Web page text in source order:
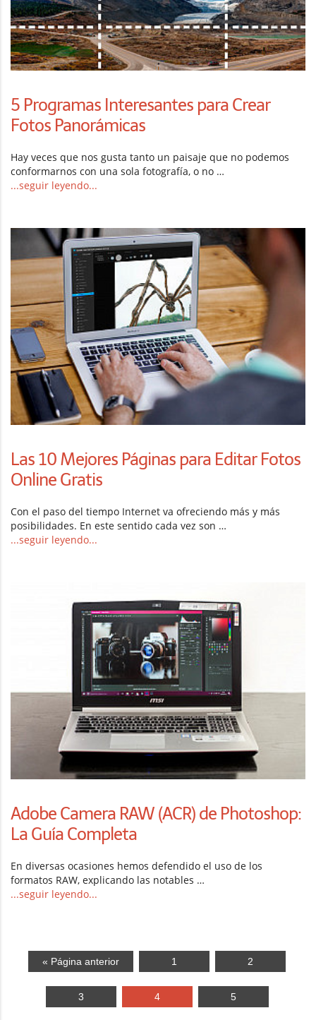
5 Programas Interesantes para Crear
Fotos Panorámicas
Hay veces que nos gusta tanto un paisaje que no podemos
conformarnos con una sola fotografía, o no …
...seguir leyendo...
Las 10 Mejores Páginas para Editar Fotos
Online Gratis
Con el paso del tiempo Internet va ofreciendo más y más
posibilidades. En este sentido cada vez son …
...seguir leyendo...
Adobe Camera RAW (ACR) de Photoshop:
La Guía Completa
En diversas ocasiones hemos defendido el uso de los
formatos RAW, explicando las notables …
...seguir leyendo...
« Página anterior 1 2
3 4 5